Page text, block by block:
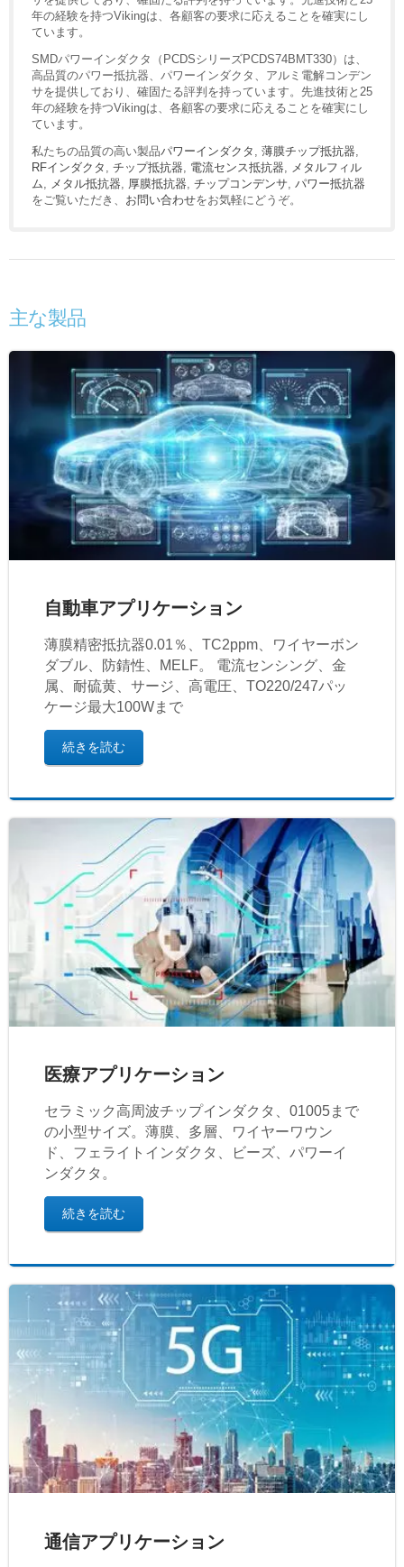
年の経験を持つVikingは、各顧客の要求に応えることを確実にし
ています。
SMDパワーインダクタ（PCDSシリーズPCDS74BMT330）は、
高品質のパワー抵抗器、パワーインダクタ、アルミ電解コンデン
サを提供しており、確固たる評判を持っています。先進技術と25
年の経験を持つVikingは、各顧客の要求に応えることを確実にし
ています。
私たちの品質の高い製品パワーインダクタ , 薄膜チップ抵抗器,
RFインダクタ , チップ抵抗器, 電流センス抵抗器, メタルフィル
ム, メタル抵抗器, 厚膜抵抗器, チップコンデンサ, パワー抵抗器
をご覧いただき、 お問い合わせをお気軽にどうぞ。
主な製品
自動車アプリケーション
薄膜精密抵抗器0.01％、TC2ppm、ワイヤーボン
ダブル、防錆性、MELF。 電流センシング、金
属、耐硫黄、サージ、高電圧、TO220/247パッ
ケージ最大100Wまで
続きを読む
医療アプリケーション
セラミック高周波チップインダクタ、01005まで
の小型サイズ。薄膜、多層、ワイヤーワウン
ド、フェライトインダクタ、ビーズ、パワーイ
ンダクタ。
続きを読む
通信アプリケーション